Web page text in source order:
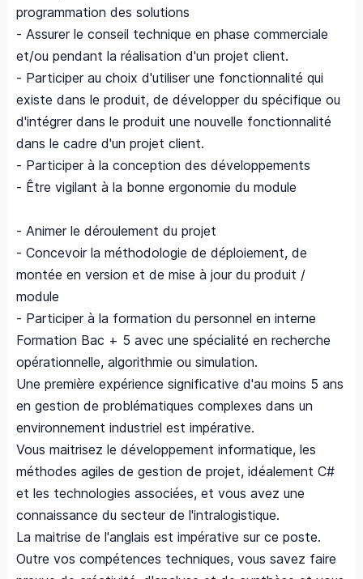
programmation des solutions
- Assurer le conseil technique en phase commerciale
et/ou pendant la réalisation d'un projet client.
- Participer au choix d'utiliser une fonctionnalité qui
existe dans le produit, de développer du spécifique ou
d'intégrer dans le produit une nouvelle fonctionnalité
dans le cadre d'un projet client.
- Participer à la conception des développements
- Être vigilant à la bonne ergonomie du module
- Animer le déroulement du projet
- Concevoir la méthodologie de déploiement, de
montée en version et de mise à jour du produit /
module
- Participer à la formation du personnel en interne
Formation Bac + 5 avec une spécialité en recherche
opérationnelle, algorithmie ou simulation.
Une première expérience significative d'au moins 5 ans
en gestion de problématiques complexes dans un
environnement industriel est impérative.
Vous maitrisez le développement informatique, les
méthodes agiles de gestion de projet, idéalement C#
et les technologies associées, et vous avez une
connaissance du secteur de l'intralogistique.
La maitrise de l'anglais est impérative sur ce poste.
Outre vos compétences techniques, vous savez faire